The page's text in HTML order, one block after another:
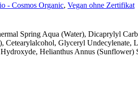
- Cosmos Organic, Vegan ohne Zertifikat
Spring Aqua (Water), Dicaprylyl
Cetearylalcohol, Glyceryl
Helianthus Annus (Sunflower)